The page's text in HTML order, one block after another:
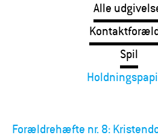
Alle
Spil
Forældrehæfte nr. 8: